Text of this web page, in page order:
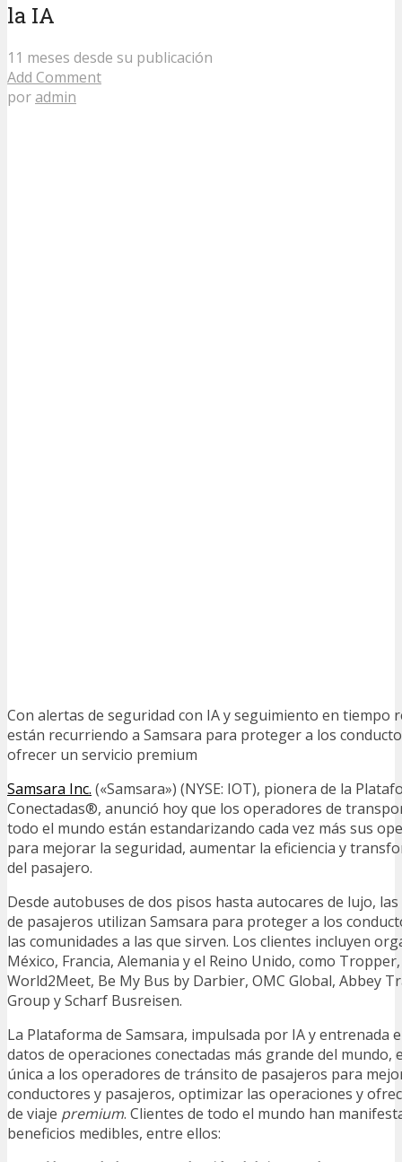
la IA
11 meses desde su publicación
Add Comment
poradmin
Con alertas de seguridad con IA y seguimiento en tiempo
están recurriendo a Samsara para proteger a los
ofrecer un servicio premium
Samsara Inc. («Samsara») (NYSE: IOT), pionera de la
Conectadas®, anunció hoy que los operadores de
todo el mundo están estandarizando cada vez más sus
para mejorar la seguridad, aumentar la eficiencia y
del pasajero.
Desde autobuses de dos pisos hasta autocares de lujo,
de pasajeros utilizan Samsara para proteger a los
las comunidades a las que sirven. Los clientes incluyen
México, Francia, Alemania y el Reino Unido, como
World2Meet, Be My Bus by Darbier, OMC Global, Abbey
Group y Scharf Busreisen.
La Plataforma de Samsara, impulsada por IA y entrenada
datos de operaciones conectadas más grande del mundo,
única a los operadores de tránsito de pasajeros para
conductores y pasajeros, optimizar las operaciones y
de viaje premium. Clientes de todo el mundo han
beneficios medibles, entre ellos: